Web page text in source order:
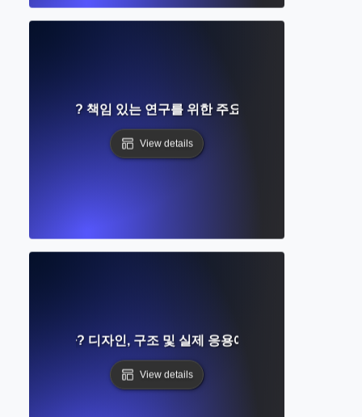
는 무엇인가? 책임 있는 연구를 위한 주요 원칙, 규칙 및 중요성
View details
란 무엇인가? 디자인, 구조 및 실제 응용에 대한 완벽한 가이드
View details